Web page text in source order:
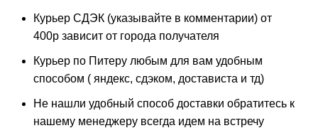
Курьер СДЭК (указывайте в комментарии) от
400р зависит от города получателя
Курьер по Питеру любым для вам удобным
способом ( яндекс, сдэком, достависта и тд)
Не нашли удобный способ доставки обратитесь к
нашему менеджеру всегда идем на встречу